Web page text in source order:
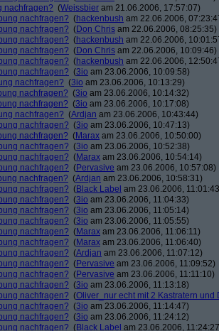
nachfragen? (Weissbier am 21.06.2006, 17:57:07)
nachfragen? (hackenbush am 22.06.2006,
nachfragen? (Don Chris am 22.06.2006, 08:25:35)
nachfragen? (hackenbush am 22.06.2006,
nachfragen? (Don Chris am 22.06.2006, 10:09:46)
nachfragen? (hackenbush am 22.06.2006,
nachfragen? (3io am 23.06.2006, 10:09:58)
nachfragen? (3io am 23.06.2006, 10:13:29)
nachfragen? (3io am 23.06.2006, 10:14:32)
nachfragen? (3io am 23.06.2006, 10:17:08)
nachfragen? (Ardjan am 23.06.2006, 10:43:44)
nachfragen? (3io am 23.06.2006, 10:47:13)
nachfragen? (Marax am 23.06.2006, 10:50:00)
nachfragen? (3io am 23.06.2006, 10:52:38)
nachfragen? (Marax am 23.06.2006, 10:54:14)
nachfragen? (Pervasive am 23.06.2006, 10:57:08)
nachfragen? (Ardjan am 23.06.2006, 10:58:31)
nachfragen? (Black Label am 23.06.2006,
nachfragen? (3io am 23.06.2006, 11:04:33)
nachfragen? (3io am 23.06.2006, 11:05:14)
nachfragen? (3io am 23.06.2006, 11:05:55)
nachfragen? (Marax am 23.06.2006, 11:06:11)
nachfragen? (Marax am 23.06.2006, 11:06:40)
nachfragen? (Ardjan am 23.06.2006, 11:07:12)
nachfragen? (Pervasive am 23.06.2006, 11:09:52)
nachfragen? (Pervasive am 23.06.2006, 11:11:10)
nachfragen? (3io am 23.06.2006, 11:13:18)
nachfragen? (Oliver_nur echt mit 2 Kastratern und
nachfragen? (3io am 23.06.2006, 11:14:47)
nachfragen? (3io am 23.06.2006, 11:24:12)
nachfragen? (Black Label am 23.06.2006,